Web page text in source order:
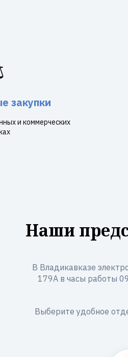
закупки
и коммерческих
Наши
В Владикавказе
179А в часы работы
Выберите удобное